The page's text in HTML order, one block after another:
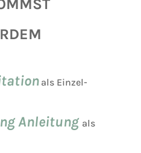
als Einzel-
Anleitung als